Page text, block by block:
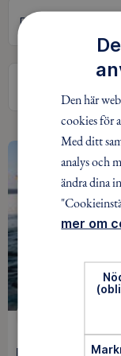
Plurrövning 3
Den här
cookies för
Med ditt
analys och
ändra dina
mer om